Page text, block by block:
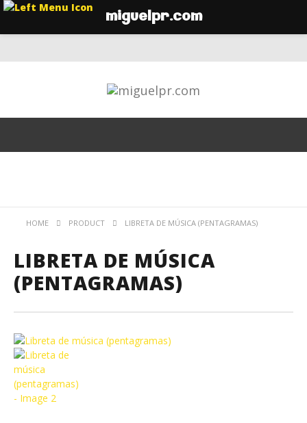
HOME PRODUCT LIBRETA DE MÚSICA (PENTAGRAMAS)
LIBRETA DE MÚSICA
(PENTAGRAMAS)
miguelpr.com